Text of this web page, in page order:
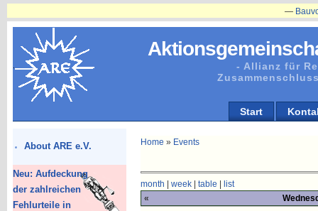
- Allianz für
Start
About ARE e.V.
Neu: Aufdeckung
der zahlreichen
Fehlurteile in
Home » Events
month week| table
list
«